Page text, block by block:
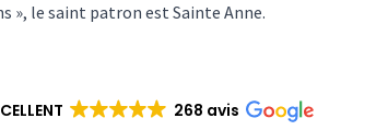
», le saint patron est Sainte Anne.
268 avis